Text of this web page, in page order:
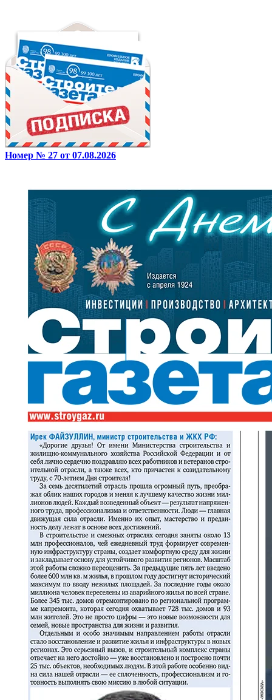
Номер № 27 от 07.08.2026